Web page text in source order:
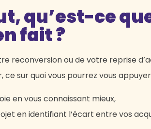
qu’est-ce
fait ?
reconversion ou de votre reprise
ce sur quoi vous pourrez vous
en vous connaissant mieux,
en identifiant l’écart entre vos